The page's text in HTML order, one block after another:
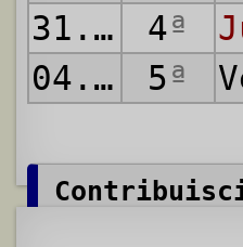
31.08.1977
4ª
04.09.1977
5ª